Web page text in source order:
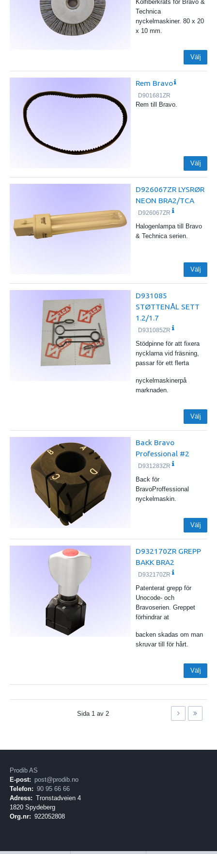
Kolfiberkrats för Bravo &
Technica
nyckelmaskiner. 80 x 20
x 10 mm.
Välj
Rem Bravo
D901681ZR
Rem till Bravo.
Välj
D926067ZR LYSRØR
NEON BRA2/TCA
D926067ZR
Halogenlampa till Bravo
& Technica serien.
Välj
D931085
STØTTENÅL SETT
1.2/1.7
D931085ZR
Stödpinne för att fixera
nycklarna vid fräsning,
passar för ett flerta
nyckelmaskinerpå
marknaden.
Välj
Back Bravo
Professional #2
D931283ZR
Back för
BravoProffessional
nyckelmaskin.
Välj
D932170ZR GREPP
BAKK BRA2
D932170ZR
Patenterat grepp för
Unocode- och
Bravoserien. Greppet
förhindrar at
backen skadas om man
skruvar till för hårt.
Välj
Sida 1 av 2
Prodib AS
E-post: post@prodib.no
Telefon: 90 95 66 66
Adress: Tronstadveien 4
1820 Spydeberg
Org.nr: 922052808